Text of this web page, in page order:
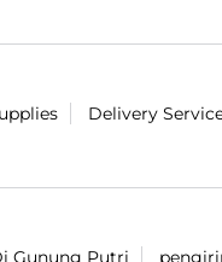
Delivery
Gunung Putri